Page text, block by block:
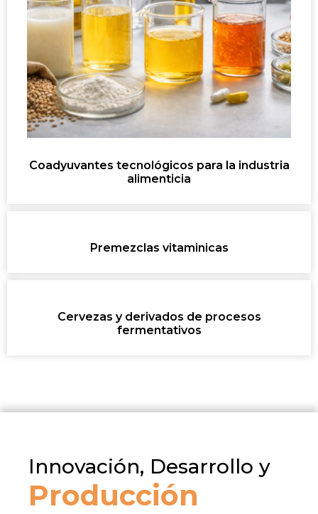
Coadyuvantes tecnológicos para la industria
alimenticia
Premezclas vitaminicas
Cervezas y derivados de procesos
fermentativos
Innovación, Desarrollo y
Producción